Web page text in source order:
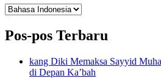
Pengalih
Pos-pos Terbaru
kang Diki Memaksa Sayyid
di Depan Ka’bah